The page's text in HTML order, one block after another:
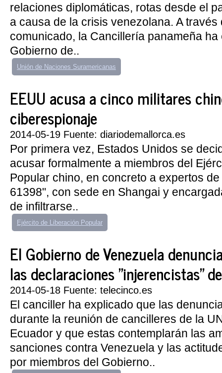
relaciones diplomáticas, rotas desde el
a causa de la crisis venezolana. A través
comunicado, la Cancillería panameña
Gobierno de..
Unión de Naciones Suramericanas
EEUU acusa a cinco militares
ciberespionaje
2014-05-19 Fuente: diariodemallorca.es
Por primera vez, Estados Unidos se
acusar formalmente a miembros del
Popular chino, en concreto a expertos
61398", con sede en Shangai y
de infiltrarse..
Ejército de Liberación Popular
El Gobierno de Venezuela
las declaraciones "injerencistas"
2014-05-18 Fuente: telecinco.es
El canciller ha explicado que las
durante la reunión de cancilleres de la
Ecuador y que estas contemplarán las
sanciones contra Venezuela y las
por miembros del Gobierno..